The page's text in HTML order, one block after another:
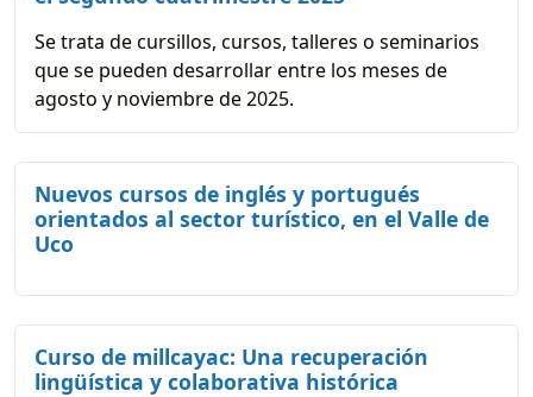
Se trata de cursillos, cursos, talleres o seminarios
que se pueden desarrollar entre los meses de
agosto y noviembre de 2025.
Nuevos cursos de inglés y portugués
orientados al sector turístico, en el Valle de
Uco
Curso de millcayac: Una recuperación
lingüística y colaborativa histórica